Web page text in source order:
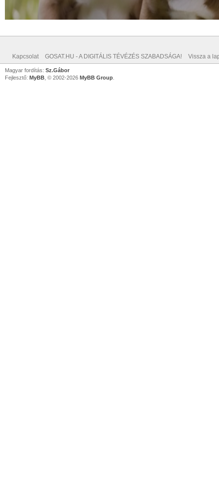
Kapcsolat GOSAT.HU - A DIGITÁLIS TÉVÉZÉS SZABADSÁGA! Vissza a
Magyar fordítás: Sz.Gábor
Fejlesztő: MyBB , © 2002-2026 MyBB Group